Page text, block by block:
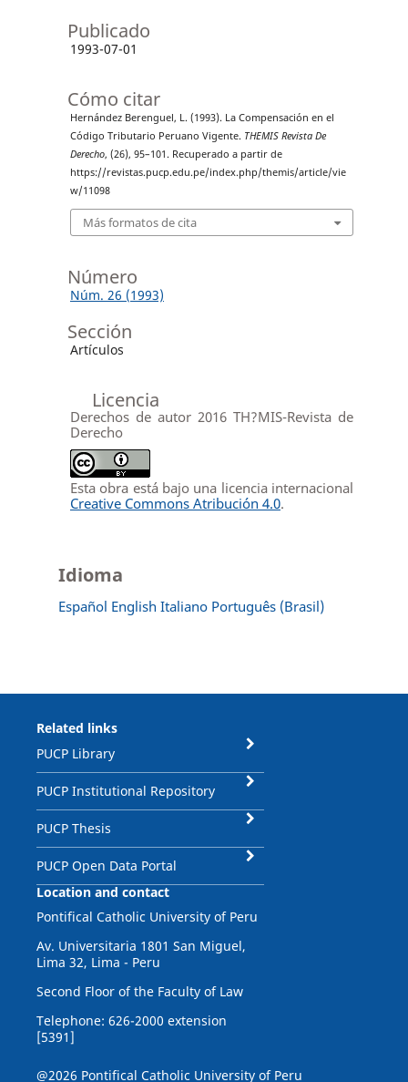
Publicado
1993-07-01
Cómo citar
Hernández Berenguel, L. (1993). La Compensación en el
Código Tributario Peruano Vigente. THEMIS Revista De
Derecho, (26), 95–101. Recuperado a partir de
https://revistas.pucp.edu.pe/index.php/themis/article/vie
w/11098
Más formatos de cita
Número
Núm. 26 (1993)
Sección
Artículos
Licencia
Derechos de autor 2016 TH?MIS-Revista de
Derecho
Esta obra está bajo una licencia internacional
Creative Commons Atribución 4.0.
Idioma
Español English Italiano Português (Brasil)
Related links
PUCP Library
PUCP Institutional Repository
PUCP Thesis
PUCP Open Data Portal
Location and contact
Pontifical Catholic University of Peru
Av. Universitaria 1801 San Miguel,
Lima 32, Lima - Peru
Second Floor of the Faculty of Law
Telephone: 626-2000 extension
[5391]
@2026 Pontifical Catholic University of Peru